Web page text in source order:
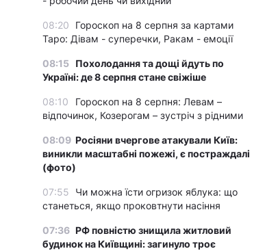
08:20
Гороскоп на 8 серпня за картами
Таро: Дівам - суперечки, Ракам - емоції
08:15 Похолодання та дощі йдуть по
Україні: де 8 серпня стане свіжіше
08:10
Гороскоп на 8 серпня: Левам –
відпочинок, Козерогам – зустріч з рідними
08:09 Росіяни вчергове атакували Київ:
виникли масштабні пожежі, є постраждалі
(фото)
07:55
Чи можна їсти огризок яблука: що
станеться, якщо проковтнути насіння
07:36 РФ повністю знищила житловий
будинок на Київщині: загинуло троє